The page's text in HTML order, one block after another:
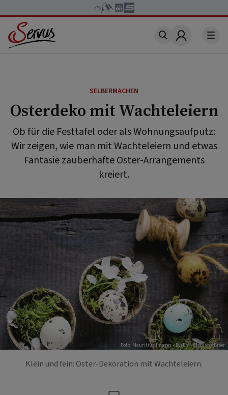
Account
SELBERMACHEN
Osterdeko mit Wachteleiern
Ob für die Festtafel oder als Wohnungsaufputz:
Wir zeigen, wie man mit Wachteleiern und etwas
Fantasie zauberhafte Oster-Arrangements
kreiert.
Foto: Mauritius Images / EyeEm / Natasha Breen
Klein und fein: Oster-Dekoration mit Wachteleiern.